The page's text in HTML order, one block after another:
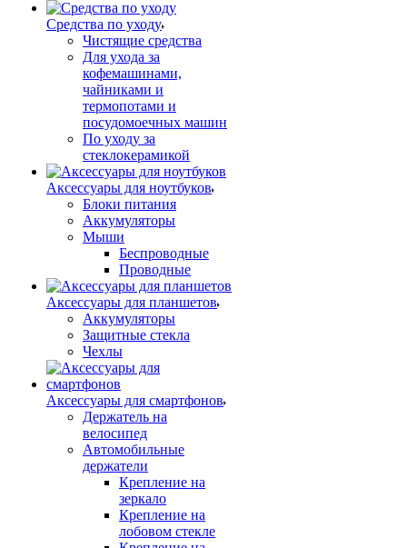
Средства по уходу
Чистящие средства
Для ухода за
кофемашинами,
чайниками и
термопотами и
посудомоечных машин
По уходу за
стеклокерамикой
Аксессуары для ноутбуков
Блоки питания
Аккумуляторы
Мыши
Беспроводные
Проводные
Аксессуары для планшетов
Аккумуляторы
Защитные стекла
Чехлы
Аксессуары для смартфонов
Держатель на
велосипед
Автомобильные
держатели
Крепление на
зеркало
Крепление на
лобовом стекле